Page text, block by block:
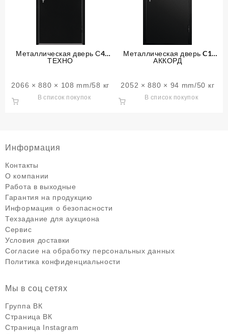
Металлическая дверь С4
ТЕХНО
2066 × 880 × 108 mm/58 кг
В список покупок
Металлическая дверь C1
АККОРД
2052 × 880 × 94 mm/50 кг
В список покупок
Информация
Контакты
О компании
Работа в выходные
Гарантия на продукцию
Информация о безопасности
Техзадание для аукциона
Сервис
Условия доставки
Согласие на обработку персональных данных
Политика конфиденциальности
Мы в соц сетях
Группа ВК
Страница ВК
Страница Instagram